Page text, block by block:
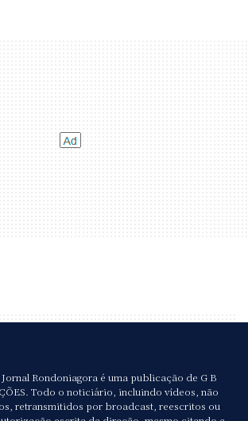
Rondoniagora é uma publicação de G B
Todo o noticiário, incluindo vídeos, não
retransmitidos por broadcast, reescritos ou